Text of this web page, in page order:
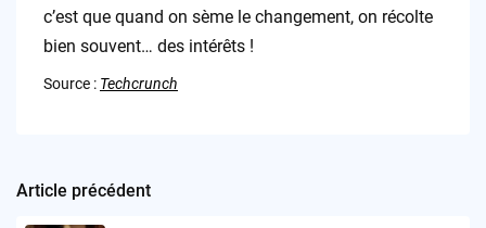
c’est que quand on sème le changement, on récolte
bien souvent… des intérêts !
Source : Techcrunch
Post
Article précédent